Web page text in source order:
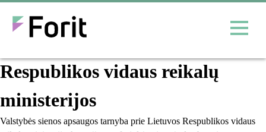
Valstybės sienos apsaugos
tarnyba prie Lietuvos
Respublikos vidaus reikalų
ministerijos
Valstybės sienos apsaugos tarnyba prie Lietuvos Respublikos vidaus